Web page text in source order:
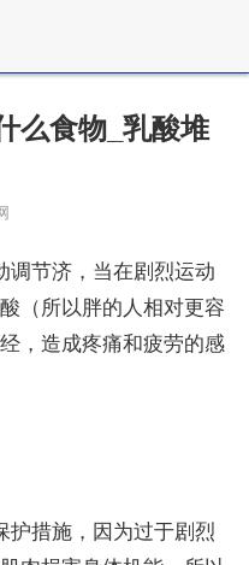
么食物_乳酸堆
调节济，当在剧烈运动
（所以胖的人相对更容
，造成疼痛和疲劳的感
护措施，因为过于剧烈